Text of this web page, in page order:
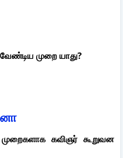
முறை யாது?
கவிஞர் கூறுவன